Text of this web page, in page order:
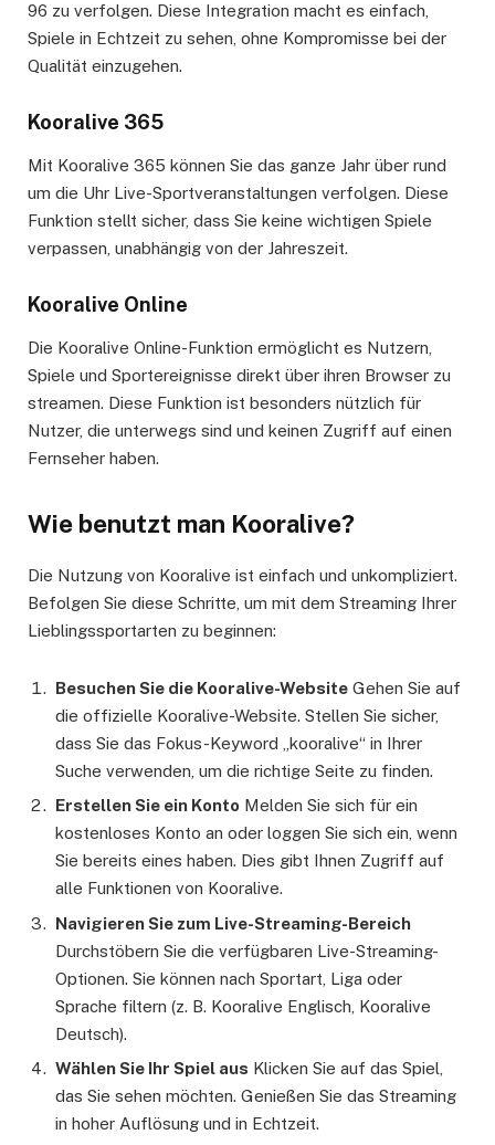
96 zu verfolgen. Diese Integration macht es einfach,
Spiele in Echtzeit zu sehen, ohne Kompromisse bei der
Qualität einzugehen.
Kooralive 365
Mit Kooralive 365 können Sie das ganze Jahr über rund
um die Uhr Live-Sportveranstaltungen verfolgen. Diese
Funktion stellt sicher, dass Sie keine wichtigen Spiele
verpassen, unabhängig von der Jahreszeit.
Kooralive Online
Die Kooralive Online-Funktion ermöglicht es Nutzern,
Spiele und Sportereignisse direkt über ihren Browser zu
streamen. Diese Funktion ist besonders nützlich für
Nutzer, die unterwegs sind und keinen Zugriff auf einen
Fernseher haben.
Wie benutzt man Kooralive?
Die Nutzung von Kooralive ist einfach und unkompliziert.
Befolgen Sie diese Schritte, um mit dem Streaming Ihrer
Lieblingssportarten zu beginnen:
Besuchen Sie die Kooralive-Website Gehen Sie auf
die offizielle Kooralive-Website. Stellen Sie sicher,
dass Sie das Fokus-Keyword „kooralive“ in Ihrer
Suche verwenden, um die richtige Seite zu finden.
Erstellen Sie ein Konto Melden Sie sich für ein
kostenloses Konto an oder loggen Sie sich ein, wenn
Sie bereits eines haben. Dies gibt Ihnen Zugriff auf
alle Funktionen von Kooralive.
Navigieren Sie zum Live-Streaming-Bereich
Durchstöbern Sie die verfügbaren Live-Streaming-
Optionen. Sie können nach Sportart, Liga oder
Sprache filtern (z. B. Kooralive Englisch, Kooralive
Deutsch).
Wählen Sie Ihr Spiel aus Klicken Sie auf das Spiel,
das Sie sehen möchten. Genießen Sie das Streaming
in hoher Auflösung und in Echtzeit.